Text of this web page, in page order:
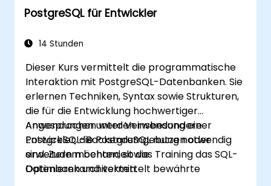
PostgreSQL für Entwickler
14 Stunden
Dieser Kurs vermittelt die programmatische
Interaktion mit PostgreSQL-Datenbanken. Sie
erlernen Techniken, Syntax sowie Strukturen,
die für die Entwicklung hochwertiger
Anwendungen unter Verwendung einer
PostgreSQL-Backendumgebung notwendig
sind. Zudem behandelt das Training das SQL-
Optimieren und vermittelt bewährte
Angesprochen werden insbesondere
Entwickler, die PostgreSQL nutzen oder
erweitern möchten, sowie
Datenbankarchitekten.